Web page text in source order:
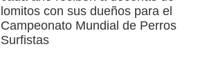
lomitos con sus dueños para el
Campeonato Mundial de Perros
Surfistas